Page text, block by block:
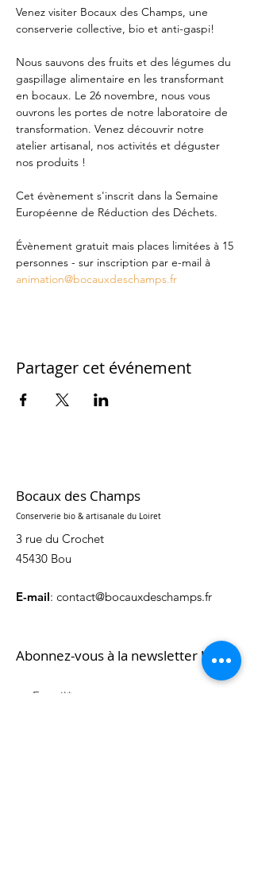
Venez visiter Bocaux des Champs, une
conserverie collective, bio et anti-gaspi!
Nous sauvons des fruits et des légumes du
gaspillage alimentaire en les transformant
en bocaux. Le 26 novembre, nous vous
ouvrons les portes de notre laboratoire de
transformation. Venez découvrir notre
atelier artisanal, nos activités et déguster
nos produits !
Cet évènement s'inscrit dans la Semaine
Européenne de Réduction des Déchets.
Évènement gratuit mais places limitées à 15
personnes - sur inscription par e-mail à
animation@bocauxdeschamps.fr
Partager cet événement
Bocaux des Champs
Conserverie bio & artisanale du Loiret
3 rue du Crochet
45430 Bou
E-mail: contact@bocauxdeschamps.fr
Abonnez-vous à la newsletter !